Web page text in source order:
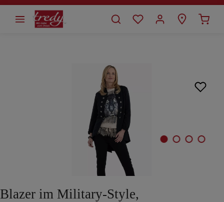
springen
Blazer im Military-Style,